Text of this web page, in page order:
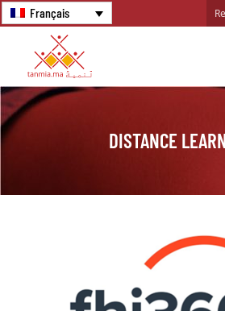
Français
DISTANCE